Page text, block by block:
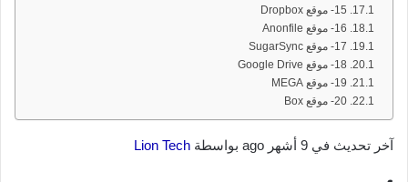
15- موقع Dropbox
16- موقع Anonfile
17- موقع SugarSync
18- موقع Google Drive
19- موقع MEGA
20- موقع Box
آخر تحديث في 9 أشهر ago بواسطة Lion Tech